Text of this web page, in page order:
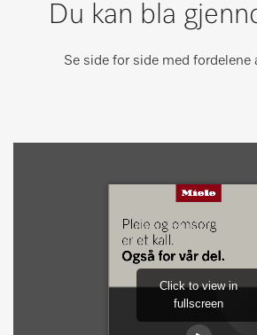
Du kan bla
Se side for side med fordelene